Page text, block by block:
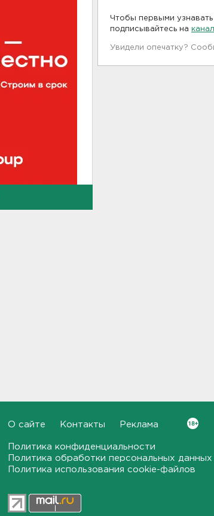
с помощью ИИ
штраф за
Чтобы первыми
подписывайтесь на
Увидели опечатку?
О сайте Контакты Реклама
Политика конфиденциальности
Политика обработки персональных данных
Политика использования cookie-файлов